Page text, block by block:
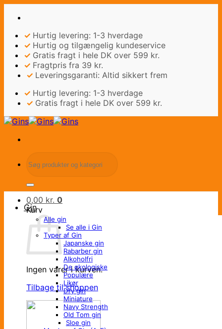
✓ Hurtig levering: 1-3 hverdage
✓ Hurtig og tilgængelig kundeservice
✓ Gratis fragt i hele DK over 599 kr.
✓ Fragtpris fra 39 kr.
✓ Leveringsgaranti: Altid sikkert frem
✓ Hurtig levering: 1-3 hverdage
✓ Gratis fragt i hele DK over 599 kr.
efter:
0,00 kr. 0
Kurv
Ingen varer i kurven.
Tilbage til shoppen
Gin
Alle gin
Se alle i Gin
Typer af Gin
Japanske gin
Rabarber gin
Alkoholfri
De økologiske
Populære
Likør
Dry gin
Miniature
Navy Strength
Old Tom gin
Sloe gin